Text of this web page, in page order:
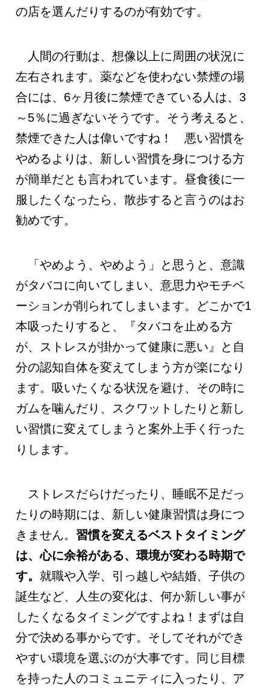
の店を選んだりするのが有効です。
人間の行動は、想像以上に周囲の状況に
左右されます。薬などを使わない禁煙の場
合には、6ヶ月後に禁煙できている人は、3
～5％に過ぎないそうです。そう考えると、
禁煙できた人は偉いですね！ 悪い習慣を
やめるよりは、新しい習慣を身につける方
が簡単だとも言われています。昼食後に一
服したくなったら、散歩すると言うのはお
勧めです。
「やめよう、やめよう」と思うと、意識
がタバコに向いてしまい、意思力やモチベ
ーションが削られてしまいます。どこかで1
本吸ったりすると、『タバコを止める方
が、ストレスが掛かって健康に悪い』と自
分の認知自体を変えてしまう方が楽になり
ます。吸いたくなる状況を避け、その時に
ガムを噛んだり、スクワットしたりと新し
い習慣に変えてしまうと案外上手く行った
りします。
ストレスだらけだったり、睡眠不足だっ
たりの時期には、新しい健康習慣は身につ
きません。習慣を変えるベストタイミング
は、心に余裕がある、環境が変わる時期で
す。 就職や入学、引っ越しや結婚、子供の
誕生など、人生の変化は、何か新しい事が
したくなるタイミングですよね！まずは自
分で決める事からです。そしてそれができ
やすい環境を選ぶのが大事です。同じ目標
を持った人のコミュニティに入ったり、ア